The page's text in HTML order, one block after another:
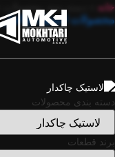
خانه
محصولات لاستیک چاکدار
دسته بندی محصولات
برند قطعات